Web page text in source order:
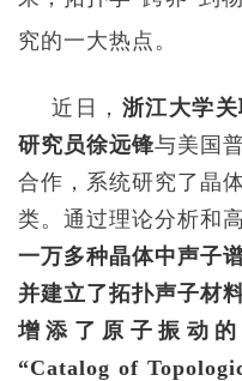
究的一大热点。
近日， 浙江大学
研究员徐远锋与美国
合作，系统研究了晶
类。通过理论分析和
一万多种晶体中声子
并建立了拓扑声子材
增添了原子振动
“Catalog of